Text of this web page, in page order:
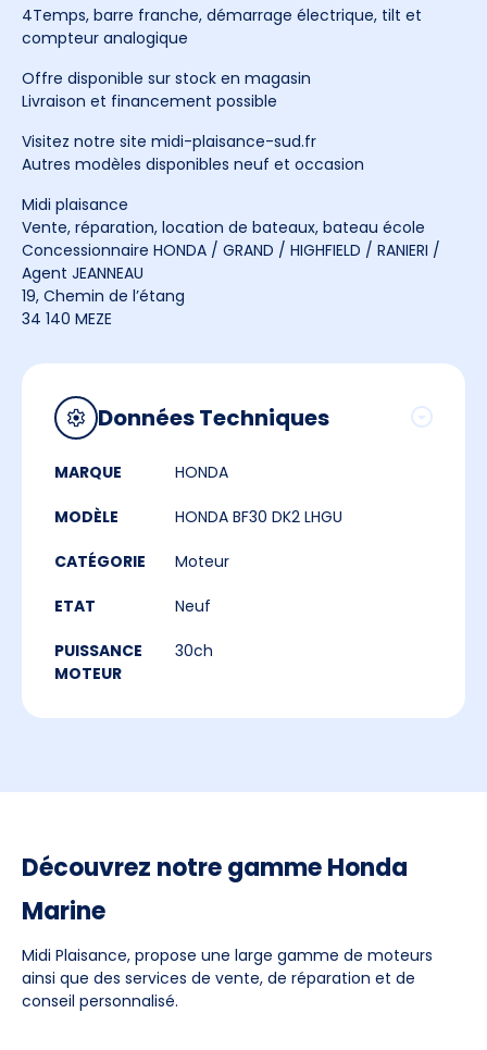
4Temps, barre franche, démarrage électrique, tilt et
compteur analogique
Offre disponible sur stock en magasin
Livraison et financement possible
Visitez notre site midi-plaisance-sud.fr
Autres modèles disponibles neuf et occasion
Midi plaisance
Vente, réparation, location de bateaux, bateau école
Concessionnaire HONDA / GRAND / HIGHFIELD / RANIERI /
Agent JEANNEAU
19, Chemin de l’étang
34 140 MEZE
Données Techniques
MARQUE HONDA
MODÈLE HONDA BF30 DK2 LHGU
CATÉGORIE Moteur
ETAT Neuf
PUISSANCE
MOTEUR
30ch
Découvrez notre gamme Honda
Marine
Midi Plaisance, propose une large gamme de moteurs
ainsi que des services de vente, de réparation et de
conseil personnalisé.